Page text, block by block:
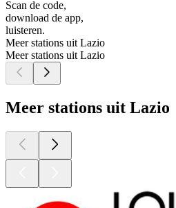
Scan de code,
download de app,
luisteren.
Meer stations uit Lazio
Meer stations uit Lazio
Meer stations uit Lazio